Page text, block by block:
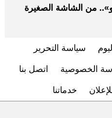
من الشاشة الصغيرة
سياسة التحرير
الخصوصية اتصل بنا
خدماتنا